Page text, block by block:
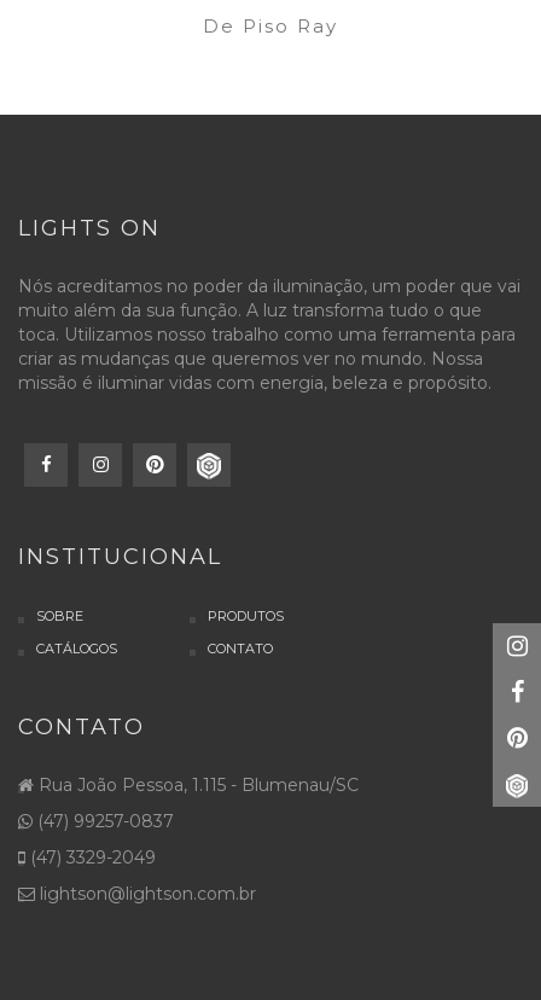
De Piso Ray
LIGHTS ON
Nós acreditamos no poder da iluminação, um poder que vai
muito além da sua função. A luz transforma tudo o que
toca. Utilizamos nosso trabalho como uma ferramenta para
criar as mudanças que queremos ver no mundo. Nossa
missão é iluminar vidas com energia, beleza e propósito.
INSTITUCIONAL
SOBRE
PRODUTOS
CATÁLOGOS
CONTATO
CONTATO
Rua João Pessoa, 1.115 - Blumenau/SC
(47) 99257-0837
(47) 3329-2049
lightson@lightson.com.br